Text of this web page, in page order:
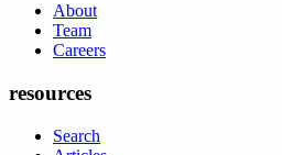
About
Team
Careers
resources
Search